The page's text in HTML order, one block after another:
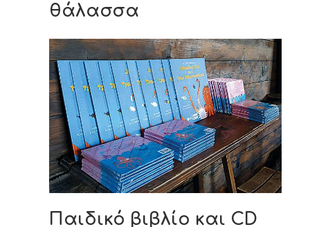
θάλασσα
Παιδικό βιβλίο και CD